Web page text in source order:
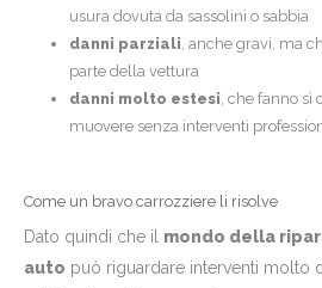
usura dovuta da sassolini o sabbia
danni parziali, anche gravi, ma
parte della vettura
danni molto estesi, che fanno sì
muovere senza interventi
Come un bravo carrozziere li risolve
Dato quindi che il mondo della
auto può riguardare interventi molto